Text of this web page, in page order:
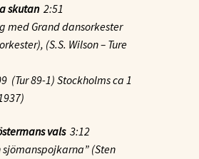
skutan2:51
med Grand dansorkester
(S.S. Wilson – Ture
(Tur 89-1) Stockholms ca 1
vals3:12
sjömanspojkarna” (Sten